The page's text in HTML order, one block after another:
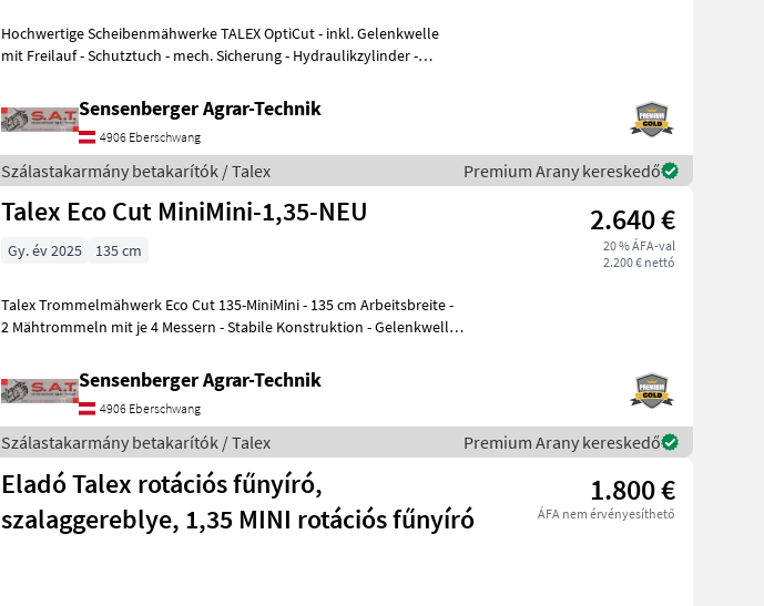
Hochwertige Scheibenmähwerke TALEX OptiCut - inkl. Gelenkwelle
mit Freilauf - Schutztuch - mech. Sicherung - Hydraulikzylinder -
Sensenberger Agrar-Technik
4906 Eberschwang
Szálastakarmány betakarítók / Talex Premium Arany kereskedő
Talex Eco Cut MiniMini-1,35-NEU 2.640 €
20 % ÁFA-val
2.200 € nettó
Gy. év 2025 135 cm
Talex Trommelmähwerk Eco Cut 135-MiniMini - 135 cm Arbeitsbreite -
2 Mähtrommeln mit je 4 Messern - Stabile Konstruktion - Gelenkwelle
Sensenberger Agrar-Technik
4906 Eberschwang
Szálastakarmány betakarítók / Talex Premium Arany kereskedő
Eladó Talex rotációs fűnyíró,
szalaggereblye, 1,35 MINI rotációs fűnyíró
1.800 €
ÁFA nem érvényesíthető